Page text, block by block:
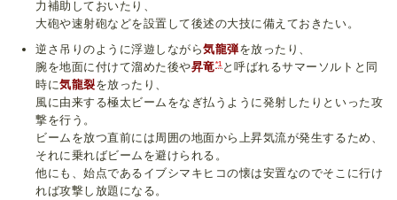
力補助しておいたり、
大砲や速射砲などを設置して後述の大技に備えておきたい。
逆さ吊りのように浮遊しながら気龍弾を放ったり、
腕を地面に付けて溜めた後や昇竜*1と呼ばれるサマーソルトと同
時に気龍裂を放ったり、
風に由来する極太ビームをなぎ払うように発射したりといった攻
撃を行う。
ビームを放つ直前には周囲の地面から上昇気流が発生するため、
それに乗ればビームを避けられる。
他にも、始点であるイブシマキヒコの懐は安置なのでそこに行け
れば攻撃し放題になる。